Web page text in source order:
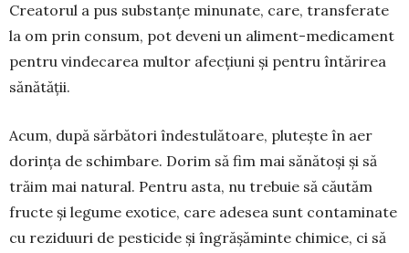
Creatorul a pus sub­stanțe mi­nunate, care, trans­fe­rate
la om prin consum, pot deveni un ali­ment-medica­ment
pentru vindecarea multor afec­țiuni și pentru întărirea
sănătății.
Acum, după sărbători îndestulătoare, plutește în aer
dorința de schimbare. Dorim să fim mai sănătoși și să
trăim mai natural. Pentru asta, nu trebuie să căutăm
fructe și legume exotice, care adesea sunt contaminate
cu reziduuri de pesticide și îngrășăminte chimice, ci să